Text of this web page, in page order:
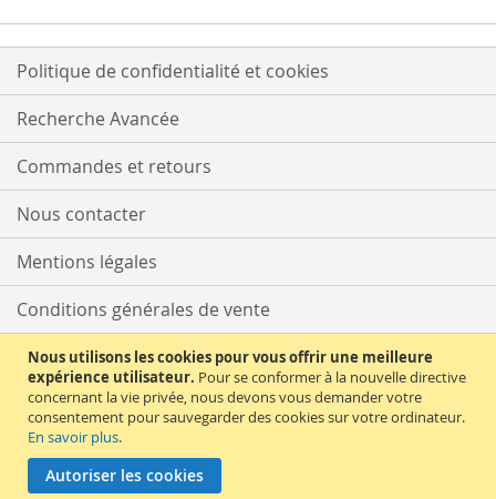
Nous utilisons les cookies pour vous offrir une meilleure
expérience utilisateur. Pour se conformer à la nouvelle directive
concernant la vie privée, nous devons vous demander votre
consentement pour sauvegarder des cookies sur votre ordinateur.
En savoir plus.
Autoriser les cookies
Politique de confidentialité et cookies
Recherche Avancée
Commandes et retours
Nous contacter
Mentions légales
Conditions générales de vente
Délais et tarifs de livraison
Moyens de paiement
Supérette Allemande est un site LANEXXO SARL – 400 Av. Roumanille –
BP309 – 06906 Sophia-Antipolis CEDEX – tél. +33 (0)489814373 –
info@lanexxo.fr – Copyright © 2026. All rights reserved.